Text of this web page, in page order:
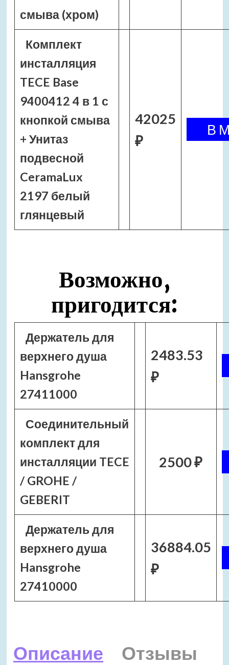
смыва (хром)
Комплект
инсталляция
TECE Base
9400412 4 в 1 с
кнопкой смыва
+ Унитаз
подвесной
CeramaLux
2197 белый
глянцевый
42025
₽
Возможно,
пригодится:
Держатель для
верхнего душа
Hansgrohe
27411000
2483.53
₽
Соединительный
комплект для
инсталляции TECE
/ GROHE /
GEBERIT
2500 ₽
Держатель для
верхнего душа
Hansgrohe
27410000
36884.05
₽
Описание
Отзывы